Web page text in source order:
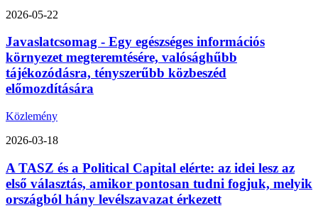
2026-05-22
Javaslatcsomag - Egy egészséges információs
környezet megteremtésére, valósághűbb
tájékozódásra, tényszerűbb közbeszéd
előmozdítására
Közlemény
2026-03-18
A TASZ és a Political Capital elérte: az idei lesz az
első választás, amikor pontosan tudni fogjuk, melyik
országból hány levélszavazat érkezett